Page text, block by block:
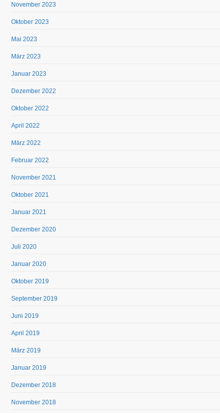
November 2023
Oktober 2023
Mai 2023
März 2023
Januar 2023
Dezember 2022
Oktober 2022
April 2022
März 2022
Februar 2022
November 2021
Oktober 2021
Januar 2021
Dezember 2020
Juli 2020
Januar 2020
Oktober 2019
September 2019
Juni 2019
April 2019
März 2019
Januar 2019
Dezember 2018
November 2018